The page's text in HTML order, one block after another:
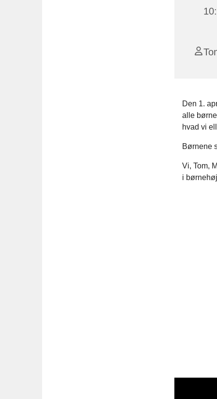
Den 1.
alle
hvad vi
Børnene
Vi, Tom,
i